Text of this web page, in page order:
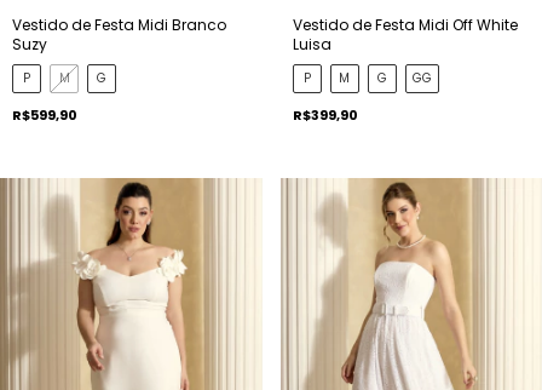
Vestido de Festa Midi Branco
Suzy
P M G
R$599,90
Vestido de Festa Midi Off White
Luisa
P M G GG
R$399,90